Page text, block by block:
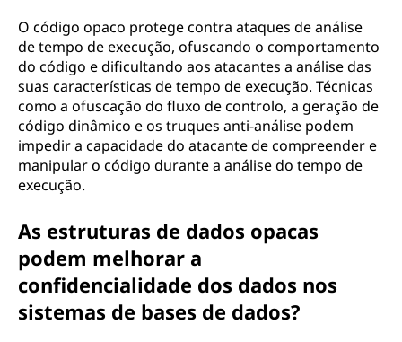
O código opaco protege contra ataques de análise
de tempo de execução, ofuscando o comportamento
do código e dificultando aos atacantes a análise das
suas características de tempo de execução. Técnicas
como a ofuscação do fluxo de controlo, a geração de
código dinâmico e os truques anti-análise podem
impedir a capacidade do atacante de compreender e
manipular o código durante a análise do tempo de
execução.
As estruturas de dados opacas
podem melhorar a
confidencialidade dos dados nos
sistemas de bases de dados?